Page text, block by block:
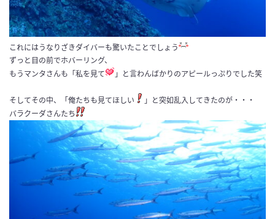
これにはうなりざきダイバーも驚いたことでしょう
ずっと目の前でホバーリング、
もうマンタさんも「私を見て
」と言わんばかりのアピールっぷりでした笑
そしてその中、「俺たちも見てほしい
」と突如乱入してきたのが・・・
バラクーダさんたち